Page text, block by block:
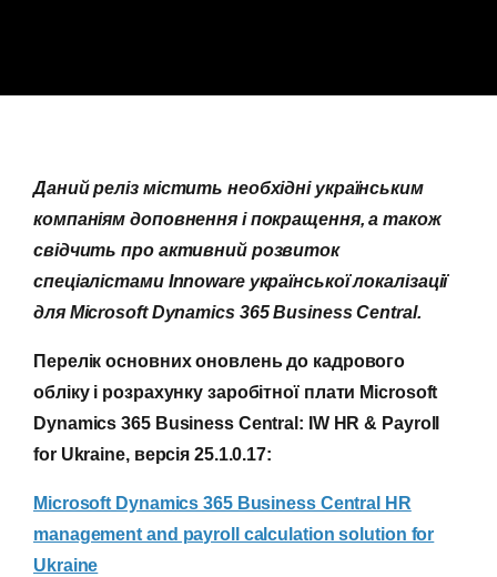
Даний реліз містить необхідні українським
компаніям доповнення і покращення, а також
свідчить про активний розвиток
спеціалістами Innoware української локалізації
для Microsoft Dynamics 365 Business Central.
Перелік основних оновлень до кадрового
обліку і розрахунку заробітної плати Microsoft
Dynamics 365 Business Central: IW HR & Payroll
for Ukraine, версія 25.1.0.17:
Microsoft Dynamics 365 Business Central HR
management and payroll calculation solution for
Ukraine